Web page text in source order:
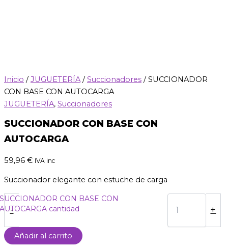
Inicio /JUGUETERÍA/Succionadores / SUCCIONADOR
CON BASE CON AUTOCARGA
JUGUETERÍA, Succionadores
SUCCIONADOR CON BASE CON
AUTOCARGA
59,96 € IVA inc
Succionador elegante con estuche de carga
-
SUCCIONADOR CON BASE CON
AUTOCARGA cantidad
+
Añadir al carrito